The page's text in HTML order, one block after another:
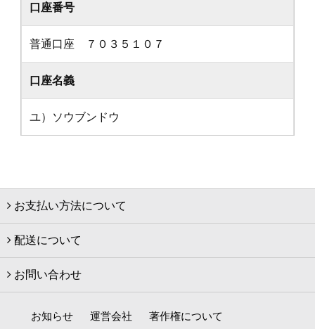
口座番号
普通口座 ７０３５１０７
口座名義
ユ）ソウブンドウ
お支払い方法について
配送について
お問い合わせ
お知らせ 運営会社 著作権について